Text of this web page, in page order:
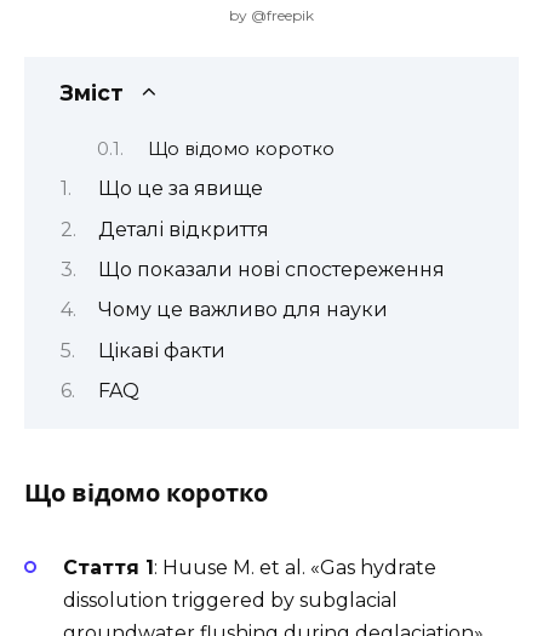
by @freepik
Зміст
Що відомо коротко
Що це за явище
Деталі відкриття
Що показали нові спостереження
Чому це важливо для науки
Цікаві факти
FAQ
Що відомо коротко
Стаття 1 : Huuse M. et al. «Gas hydrate
dissolution triggered by subglacial